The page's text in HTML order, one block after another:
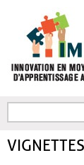
FORMULAIRE